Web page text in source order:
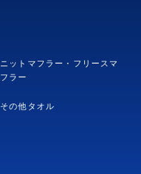
ニットマフラー・フリースマ
フラー
その他タオル